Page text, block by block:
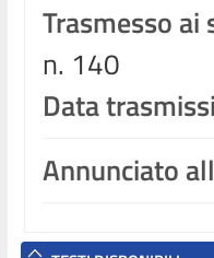
Trasmesso ai
n. 140
Data
Annunciato